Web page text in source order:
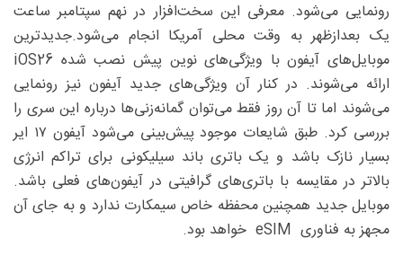
رونمایی می‌شود. معرفی این سخت‌افزار در نهم سپتامبر ساعت
یک بعدازظهر به وقت محلی آمریکا انجام می‌شود.جدیدترین
موبایل‌های آیفون با ویژگی‌های نوین پیش نصب شده iOS26
ارائه می‌شوند. در کنار آن ویژگی‌های جدید آیفون نیز رونمایی
می‌شوند اما تا آن روز فقط می‌توان گمانه‌زنی‌ها درباره این سری را
بررسی کرد. طبق شایعات موجود پیش‌بینی می‌شود آیفون ۱۷ ایر
بسیار نازک باشد و یک باتری با‌ند سیلیکونی برای تراکم انرژی
بالاتر در مقایسه با باتری‌های گرافیتی در آیفون‌های فعلی باشد.
موبایل جدید همچنین محفظه خاص سیمکارت ندارد و به جای آن
مجهز به فناوری eSIM خواهد بود.